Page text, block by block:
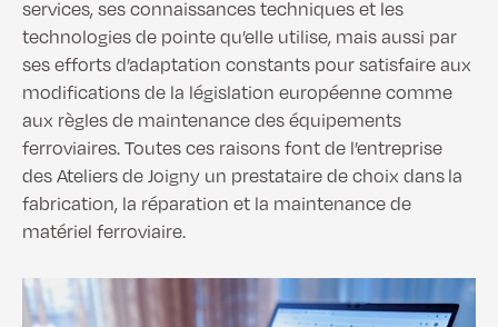
services, ses connaissances techniques et les
technologies de pointe qu’elle utilise, mais aussi par
ses efforts d’adaptation constants pour satisfaire aux
modifications de la législation européenne comme
aux règles de maintenance des équipements
ferroviaires. Toutes ces raisons font de l’entreprise
des Ateliers de Joigny un prestataire de choix dans la
fabrication, la réparation et la maintenance de
matériel ferroviaire.